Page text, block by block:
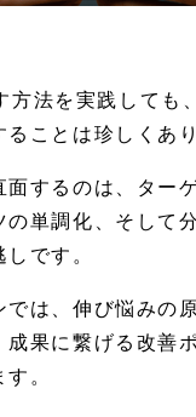
方法を実践しても
ることは珍しくあ
面するのは、ター
の単調化、そして
です。
では、伸び悩みの
成果に繋げる改善
。